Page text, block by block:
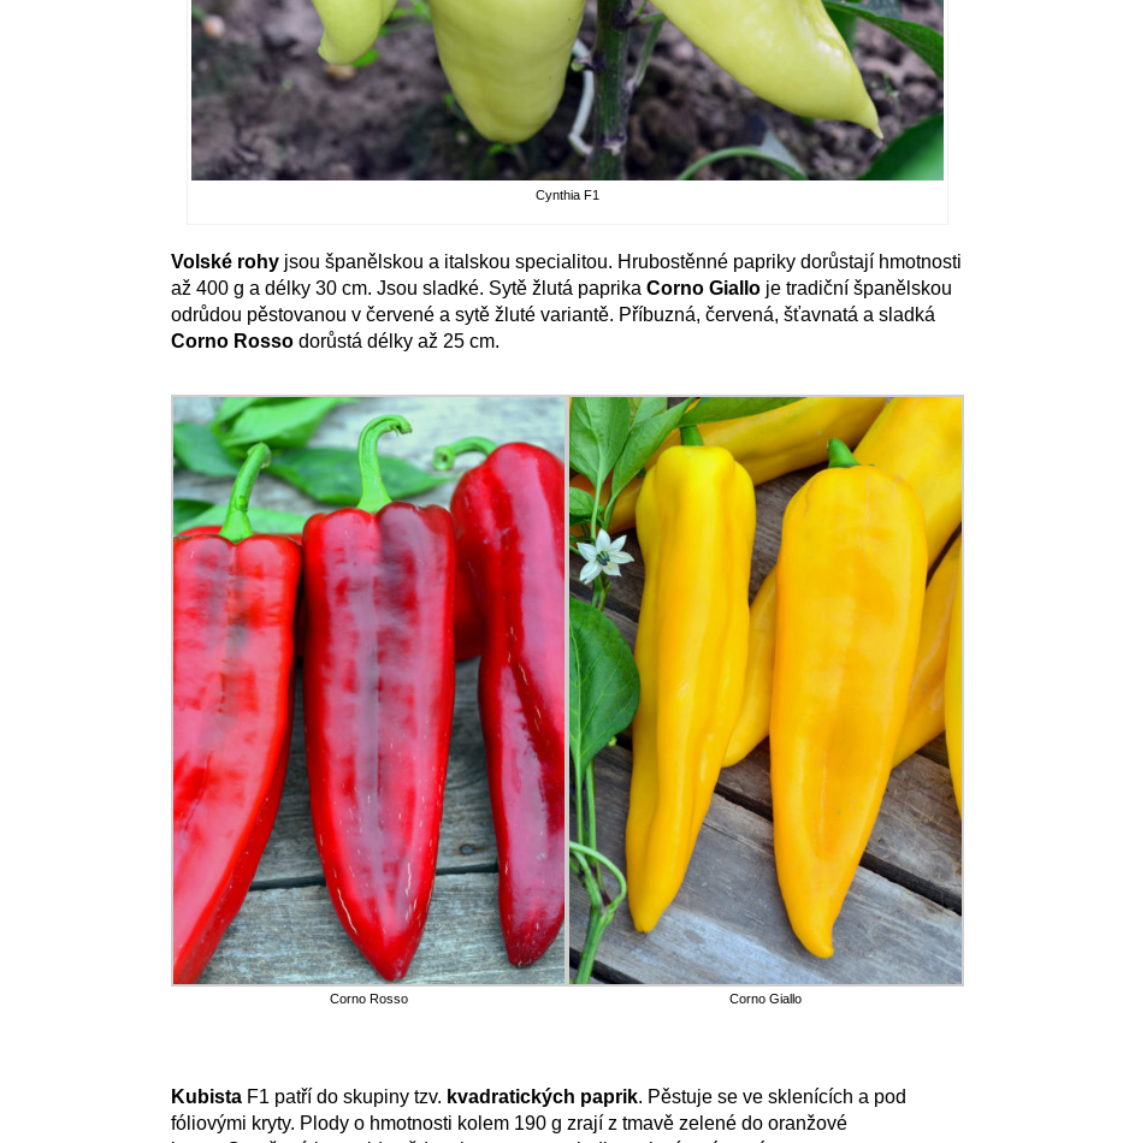
Cynthia F1
Volské rohy jsou španělskou a italskou specialitou. Hrubostěnné papriky dorůstají hmotnosti
až 400 g a délky 30 cm. Jsou sladké. Sytě žlutá paprika Corno Giallo je tradiční španělskou
odrůdou pěstovanou v červené a sytě žluté variantě. Příbuzná, červená, šťavnatá a sladká
Corno Rosso dorůstá délky až 25 cm.
Corno Rosso Corno Giallo
Kubista F1 patří do skupiny tzv. kvadratických paprik. Pěstuje se ve sklenících a pod
fóliovými kryty. Plody o hmotnosti kolem 190 g zrají z tmavě zelené do oranžové